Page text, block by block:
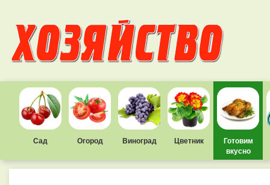
Сад Огород Виноград Цветник
Готовим
вкусно